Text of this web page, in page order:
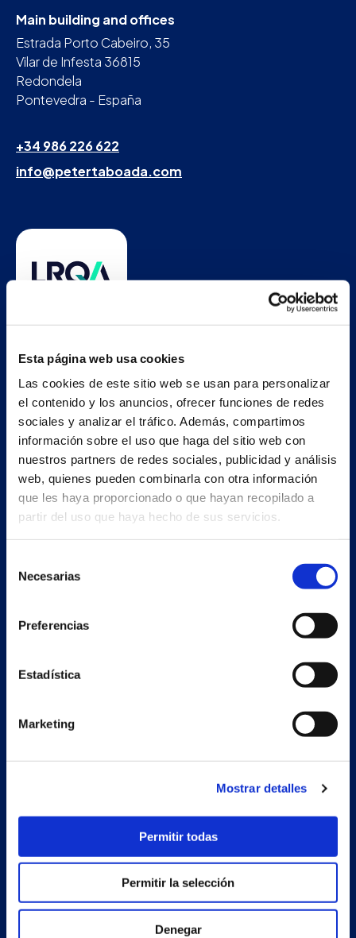
Esta página web usa cookies
Las cookies de este sitio web se usan para personalizar
el contenido y los anuncios, ofrecer funciones de redes
sociales y analizar el tráfico. Además, compartimos
información sobre el uso que haga del sitio web con
nuestros partners de redes sociales, publicidad y análisis
web, quienes pueden combinarla con otra información
que les haya proporcionado o que hayan recopilado a
partir del uso que haya hecho de sus servicios.
Necesarias
Preferencias
Estadística
Marketing
Mostrar detalles
Permitir todas
Permitir la selección
Denegar
Main building and offices
Estrada Porto Cabeiro, 35
Vilar de Infesta 36815
Redondela
Pontevedra - España
+34 986 226 622
info@petertaboada.com
Vilar de Infesta 36815
Redondela
Company
Contact
Instagram